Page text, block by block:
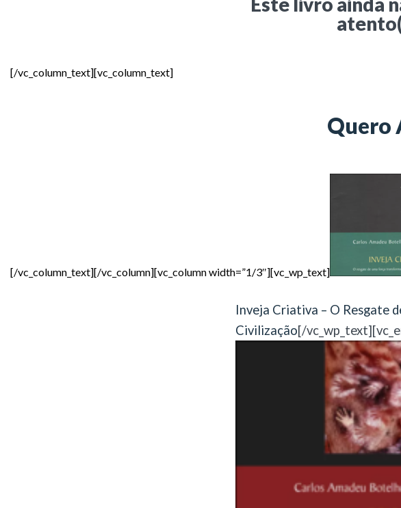
[/vc_column_text][vc_column_text]
Quero
[/vc_column_text][/vc_column][vc_column width=”1/3″][vc_wp_text]
Inveja Criativa – O Resgate
Civilização[/